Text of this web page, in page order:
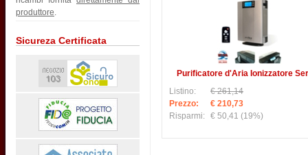
produttore.
Sicureza Certificata
Purificatore d'Aria Ionizzatore
Listino:
€ 261,14
Prezzo:
€ 210,73
Risparmi: € 50,41 (19%)